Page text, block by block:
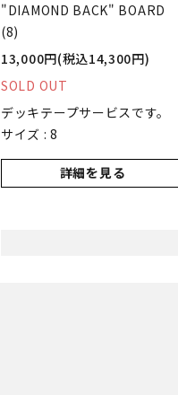
"DIAMOND BACK" BOARD
(8)
13,000円(税込14,300円)
SOLD OUT
デッキテープサービスです。
サイズ : 8
詳細を見る